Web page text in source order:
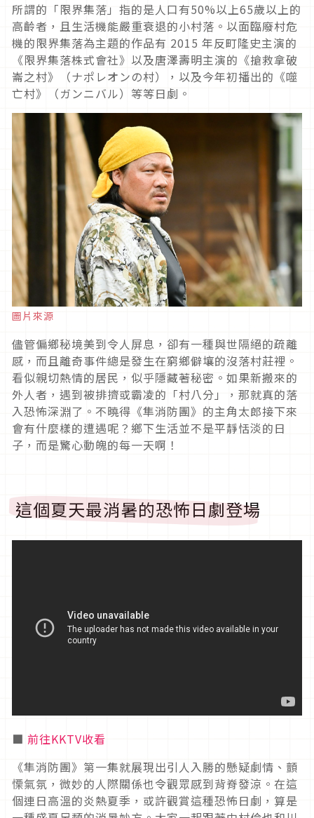
所謂的「限界集落」指的是人口有50%以上65歲以上的
高齡者，且生活機能嚴重衰退的小村落。以面臨廢村危
機的限界集落為主題的作品有 2015 年反町隆史主演的
《限界集落株式會社》以及唐澤壽明主演的《搶救拿破
崙之村》（ナポレオンの村），以及今年初播出的《噬
亡村》（ガンニバル）等等日劇。
圖片來源
儘管偏鄉秘境美到令人屏息，卻有一種與世隔絕的疏離
感，而且離奇事件總是發生在窮鄉僻壤的沒落村莊裡。
看似親切熱情的居民，似乎隱藏著秘密。如果新搬來的
外人者，遇到被排擠或霸凌的「村八分」，那就真的落
入恐怖深淵了。不曉得《隼消防團》的主角太郎接下來
會有什麼樣的遭遇呢？鄉下生活並不是平靜恬淡的日
子，而是驚心動魄的每一天啊！
這個夏天最消暑的恐怖日劇登場
■ 前往KKTV收看
《隼消防團》第一集就展現出引人入勝的懸疑劇情、顫
慄氣氛，微妙的人際關係也令觀眾感到背脊發涼。在這
個連日高溫的炎熱夏季，或許觀賞這種恐怖日劇，算是